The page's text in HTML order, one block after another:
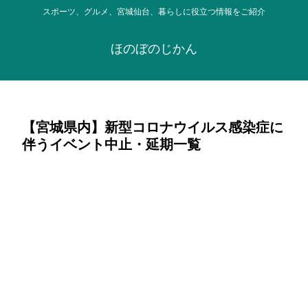
スポーツ、グルメ、宮城仙台、暮らしに役立つ情報をご紹介
ほのぼのじかん
【宮城県内】新型コロナウイルス感染症に
伴うイベント中止・延期一覧